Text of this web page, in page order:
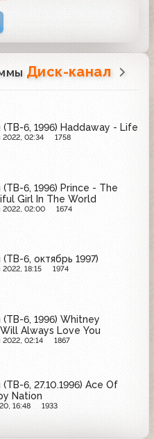
Диск-канал
(ТВ-6, 1996) Haddaway - Life
02:34 1758
(ТВ-6, 1996) Prince - The
Girl In The World
2022, 02:00 1674
6, октябрь 1997)
18:15 1974
(ТВ-6, 1996) Whitney
Always Love You
02:14 1867
6, 27.10.1996) Ace Of
Nation
16:48 1933